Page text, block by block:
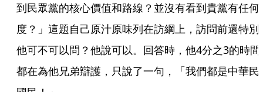
到民眾黨的核心價值和路線？並沒有看到貴黨有任何
度？」這題自己原汁原味列在訪綱上，訪問前還特別
他可不可以問？他說可以。回答時，他4分之3的時間
都在為他兄弟辯護，只說了一句，「我們都是中華民